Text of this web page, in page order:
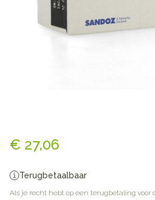
€ 27,06
Terugbetaalbaar
Als je recht hebt op een terugbetaling voor